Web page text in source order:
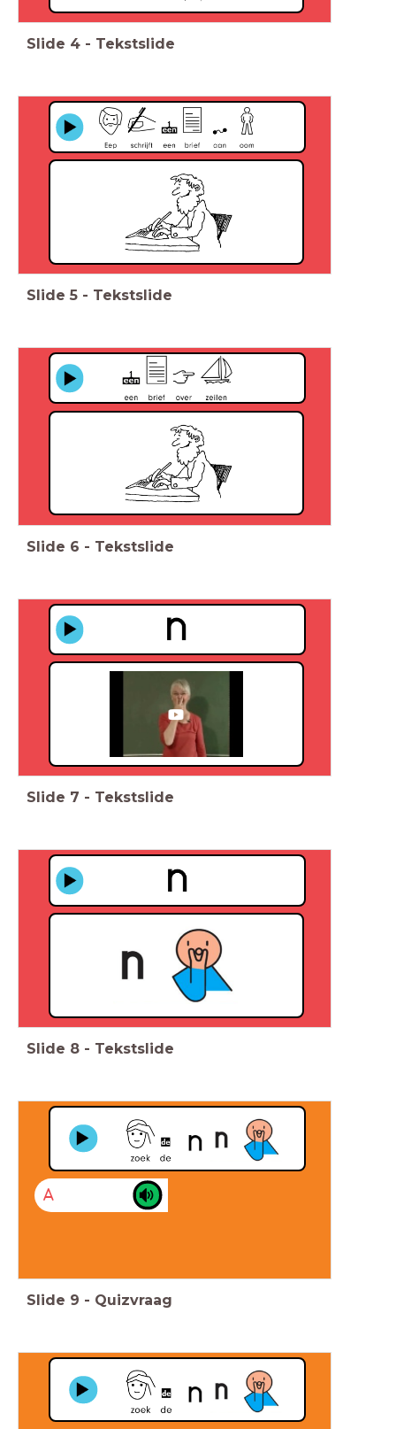
Slide 4 - Tekstslide
Slide 5 - Tekstslide
Slide 6 - Tekstslide
Slide 7 - Tekstslide
Slide 8 - Tekstslide
A
Slide 9 - Quizvraag